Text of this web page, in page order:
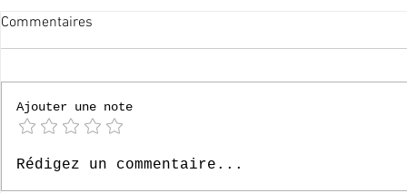
[P4] Loverval 2026
Commentaires
Ajouter une note
Rédigez un commentaire...